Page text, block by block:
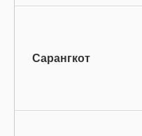
Сарангкот